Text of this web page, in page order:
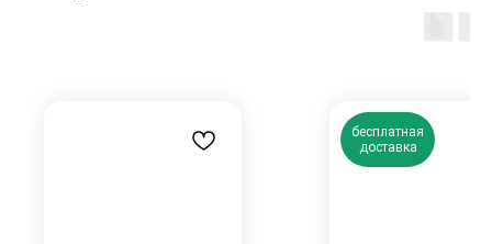
бесплатная
доставка